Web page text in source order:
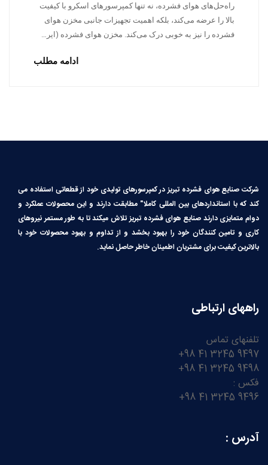
راه‌حل‌های هوای فشرده، نه تنها کمپرسورهای اسکرو با کیفیت
بالا را عرضه می‌کند، بلکه اهمیت تجهیزات جانبی مخزن هوای
فشرده را نیز به خوبی درک می‌کند. مخزن هوای فشرده (ایر…
ادامه مطلب
شرکت صنایع هوای فشرده تبریز در کمپرسورهای تولیدی خود از قطعاتی استفاده می
کند که با استانداردهای بین المللی کاملا″ مطابقت دارند و این محصولات عملکرد و
دوام متمایزی دارند صنایع هوای فشرده تبریز تلاش میکند تا به طور مستمر نیروهای
کاری و تامین کنندگان خود را بهبود بخشد و از تداوم و بهبود محصولات خود با
بالاترین کیفیت برای مشتریان اطمینان خاطر حاصل نماید.
راههای ارتباطی
تلفنهای تماس
9497 3245 41 98+
9498 3245 41 98+
فکس :
9496 3245 41 98+
آدرس :